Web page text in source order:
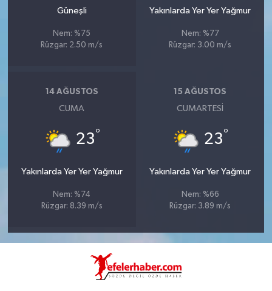
Güneşli
Nem: %75
Rüzgar: 2.50 m/s
Yakınlarda Yer Yer Yağmur
Nem: %77
Rüzgar: 3.00 m/s
14 AĞUSTOS
CUMA
23°
Yakınlarda Yer Yer Yağmur
Nem: %74
Rüzgar: 8.39 m/s
15 AĞUSTOS
CUMARTESI
23°
Yakınlarda Yer Yer Yağmur
Nem: %66
Rüzgar: 3.89 m/s